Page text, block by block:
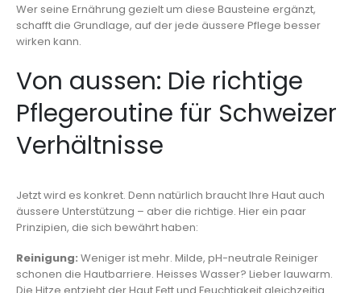
Wer seine Ernährung gezielt um diese Bausteine ergänzt,
schafft die Grundlage, auf der jede äussere Pflege besser
wirken kann.
Von aussen: Die richtige
Pflegeroutine für Schweizer
Verhältnisse
Jetzt wird es konkret. Denn natürlich braucht Ihre Haut auch
äussere Unterstützung – aber die richtige. Hier ein paar
Prinzipien, die sich bewährt haben:
Reinigung: Weniger ist mehr. Milde, pH-neutrale Reiniger
schonen die Hautbarriere. Heisses Wasser? Lieber lauwarm.